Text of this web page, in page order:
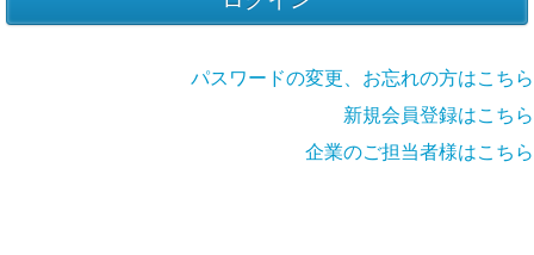
パスワードの変更、お忘れの方はこちら
新規会員登録はこちら
企業のご担当者様はこちら